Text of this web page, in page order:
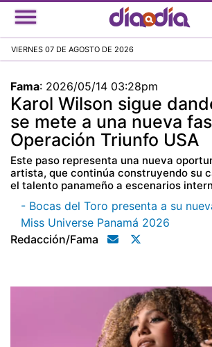
Pasar
al
principal
VIERNES 07 DE AGOSTO DE 2026
Fama: 2026/05/14 03:28pm
Karol Wilson sigue
se mete a una nueva
Operación Triunfo USA
Este paso representa una nueva
artista, que continúa construyendo su
el talento panameño a escenarios
- Bocas del Toro presenta a su
Miss Universe Panamá 2026
Redacción/fama